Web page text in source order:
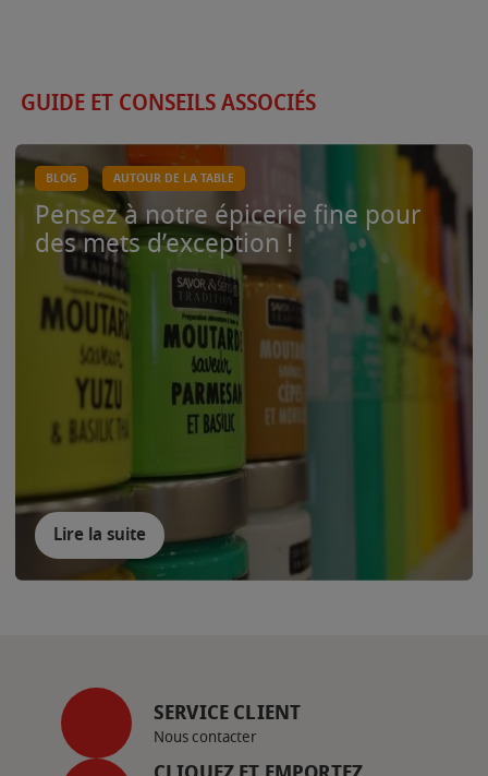
GUIDE ET CONSEILS ASSOCIÉS
BLOG AUTOUR DE LA TABLE
Pensez à notre épicerie fine pour
des mets d’exception !
Lire la suite
SERVICE CLIENT
Nous contacter